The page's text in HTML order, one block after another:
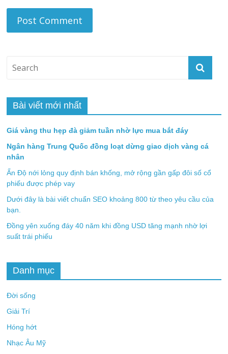
Bài viết mới nhất
Giá vàng thu hẹp đà giảm tuần nhờ lực mua bắt đáy
Ngân hàng Trung Quốc đồng loạt dừng giao dịch vàng cá
nhân
Ấn Độ nới lỏng quy định bán khống, mở rộng gần gấp đôi số cổ
phiếu được phép vay
Dưới đây là bài viết chuẩn SEO khoảng 800 từ theo yêu cầu của
bạn.
Đồng yên xuống đáy 40 năm khi đồng USD tăng mạnh nhờ lợi
suất trái phiếu
Danh mục
Đời sống
Giải Trí
Hóng hớt
Nhạc Âu Mỹ